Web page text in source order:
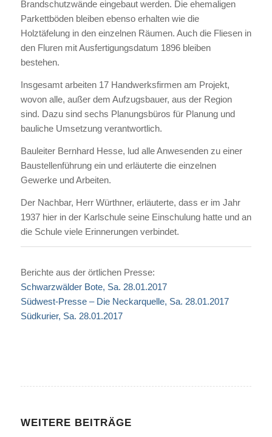
Brandschutzwände eingebaut werden. Die ehemaligen
Parkettböden bleiben ebenso erhalten wie die
Holztäfelung in den einzelnen Räumen. Auch die Fliesen in
den Fluren mit Ausfertigungsdatum 1896 bleiben
bestehen.
Insgesamt arbeiten 17 Handwerksfirmen am Projekt,
wovon alle, außer dem Aufzugsbauer, aus der Region
sind. Dazu sind sechs Planungsbüros für Planung und
bauliche Umsetzung verantwortlich.
Bauleiter Bernhard Hesse, lud alle Anwesenden zu einer
Baustellenführung ein und erläuterte die einzelnen
Gewerke und Arbeiten.
Der Nachbar, Herr Würthner, erläuterte, dass er im Jahr
1937 hier in der Karlschule seine Einschulung hatte und an
die Schule viele Erinnerungen verbindet.
Berichte aus der örtlichen Presse:
Schwarzwälder Bote, Sa. 28.01.2017
Südwest-Presse – Die Neckarquelle, Sa. 28.01.2017
Südkurier, Sa. 28.01.2017
WEITERE BEITRÄGE